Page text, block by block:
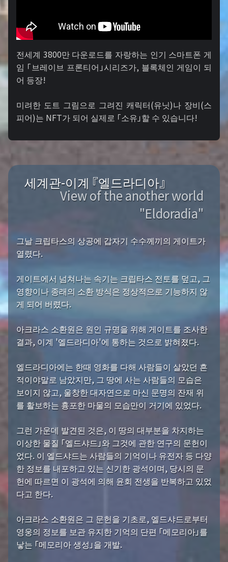
전세계 3800만 다운로드를 자랑하는 인기 스마트폰 게
임 「브레이브 프론티어」시리즈가, 블록체인 게임이 되
어 등장!
미려한 도트 그림으로 그려진 캐릭터(유닛)나 장비(스
피어)는 NFT가 되어 실제로 「소유」할 수 있습니다!
세계관-이계 『엘드라디아』
View of the another world
"Eldoradia"
그날 크립타스의 상공에 갑자기 수수께끼의 게이트가
열렸다.
게이트에서 넘쳐나는 속기는 크립타스 전토를 덮고, 그
영향이나 종래의 소환 방식은 정상적으로 기능하지 않
게 되어 버렸다.
아크라스 소환원은 원인 규명을 위해 게이트를 조사한
결과, 이계 '엘드라디아'에 통하는 것으로 밝혀졌다.
엘드라디아에는 한때 영화를 다해 사람들이 살았던 흔
적이야말로 남았지만, 그 땅에 사는 사람들의 모습은
보이지 않고, 울창한 대자연으로 마신 문명의 잔재 위
를 활보하는 흉포한 마물의 모습만이 거기에 있었다.
그런 가운데 발견된 것은, 이 땅의 대부분을 차지하는
이상한 물질 「엘드샤드」와 그것에 관한 연구의 문헌이
었다. 이 엘드샤드는 사람들의 기억이나 유전자 등 다양
한 정보를 내포하고 있는 신기한 광석이며, 당시의 문
헌에 따르면 이 광석에 의해 윤회 전생을 반복하고 있었
다고 한다.
아크라스 소환원은 그 문헌을 기초로, 엘드샤드로부터
영웅의 정보를 보관 유지한 기억의 단편 「메모리아」를
낳는 「메모리아 생성」을 개발.